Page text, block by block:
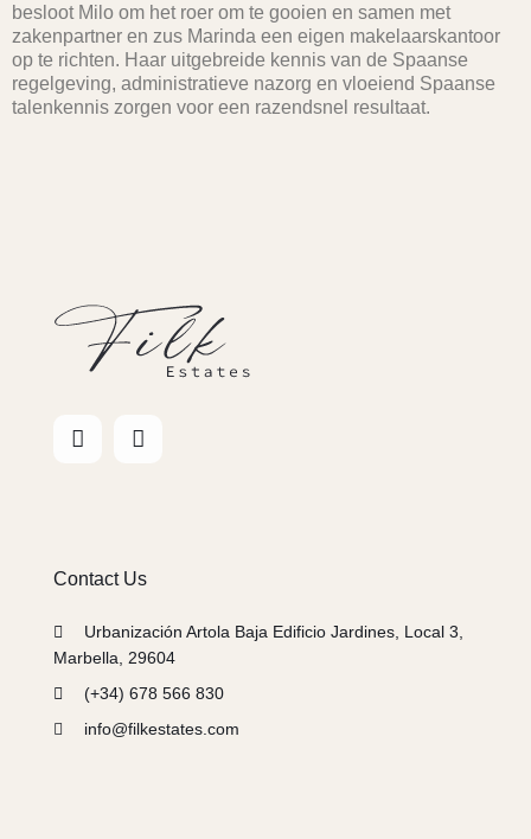
besloot Milo om het roer om te gooien en samen met
zakenpartner en zus Marinda een eigen makelaarskantoor
op te richten. Haar uitgebreide kennis van de Spaanse
regelgeving, administratieve nazorg en vloeiend Spaanse
talenkennis zorgen voor een razendsnel resultaat.
Contact Us
Urbanización Artola Baja Edificio Jardines, Local 3,
Marbella, 29604
(+34) 678 566 830
info@filkestates.com